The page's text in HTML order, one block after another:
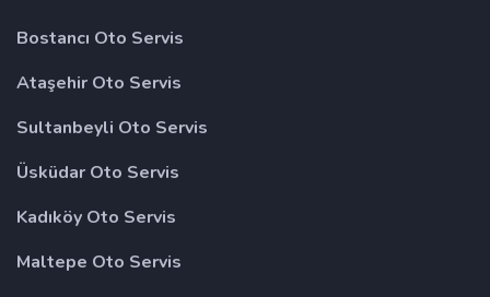
Bostancı Oto Servis
Ataşehir Oto Servis
Sultanbeyli Oto Servis
Üsküdar Oto Servis
Kadıköy Oto Servis
Maltepe Oto Servis